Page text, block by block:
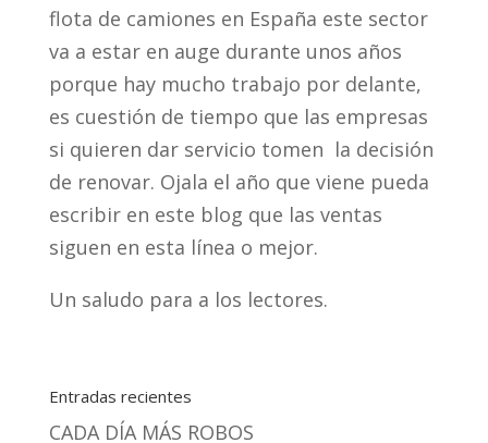
flota de camiones en España este sector
va a estar en auge durante unos años
porque hay mucho trabajo por delante,
es cuestión de tiempo que las empresas
si quieren dar servicio tomen la decisión
de renovar. Ojala el año que viene pueda
escribir en este blog que las ventas
siguen en esta línea o mejor.
Un saludo para a los lectores.
Entradas recientes
CADA DÍA MÁS ROBOS